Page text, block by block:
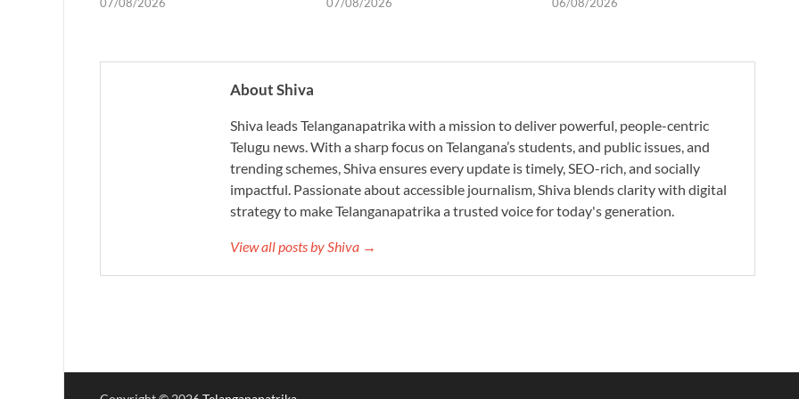
07/08/2026 07/08/2026 06/08/2026
About Shiva
Shiva leads Telanganapatrika with a mission to deliver powerful, people-centric
Telugu news. With a sharp focus on Telangana’s students, and public issues, and
trending schemes, Shiva ensures every update is timely, SEO-rich, and socially
impactful. Passionate about accessible journalism, Shiva blends clarity with digital
strategy to make Telanganapatrika a trusted voice for today's generation.
View all posts by Shiva →